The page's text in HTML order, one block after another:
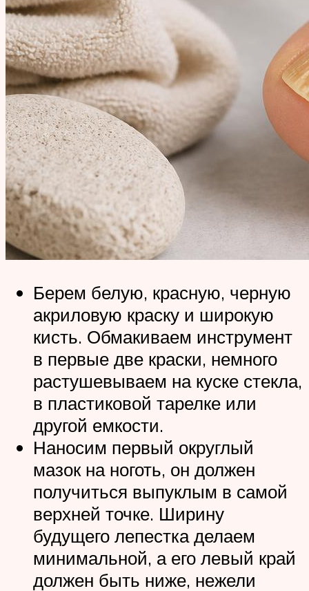
Берем белую, красную, черную
акриловую краску и широкую
кисть. Обмакиваем инструмент
в первые две краски, немного
растушевываем на куске стекла,
в пластиковой тарелке или
другой емкости.
Наносим первый округлый
мазок на ноготь, он должен
получиться выпуклым в самой
верхней точке. Ширину
будущего лепестка делаем
минимальной, а его левый край
должен быть ниже, нежели